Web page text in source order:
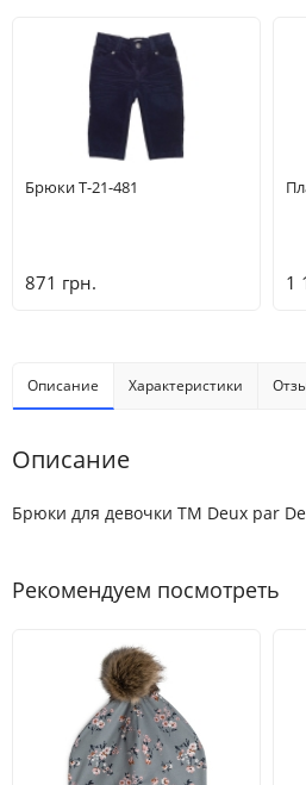
Брюки T-21-481
871 грн. 1
Описание Характеристики
Описание
Брюки для девочки ТМ Deux par
Рекомендуем посмотреть